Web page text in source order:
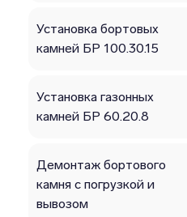
Установка бортовых
камней БР 100.30.15
Установка газонных
камней БР 60.20.8
Демонтаж бортового
камня с погрузкой и
вывозом